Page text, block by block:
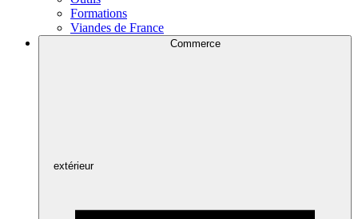
Formations
Viandes de France
Commerce
extérieur